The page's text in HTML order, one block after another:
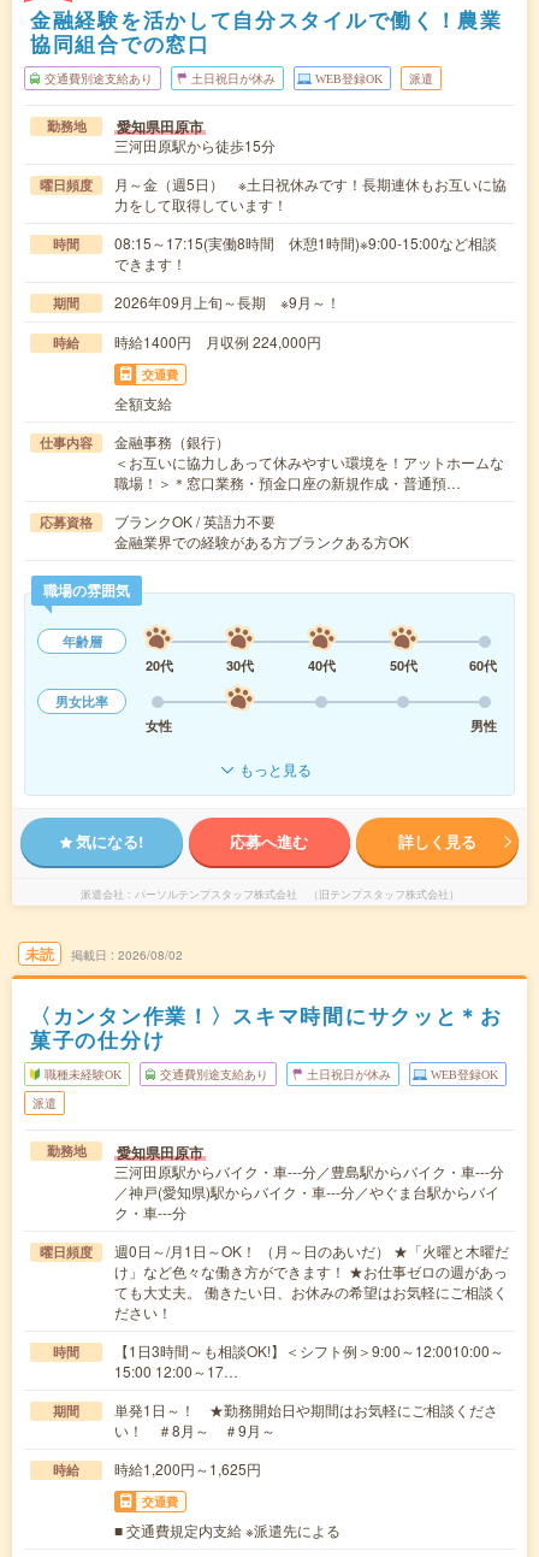
金融経験を活かして自分スタイルで働く！農業
協同組合での窓口
交通費別途支給あり 土日祝日が休み WEB登録OK 派遣
勤務地 愛知県田原市
三河田原駅から徒歩15分
曜日頻度
月～金（週5日） ※土日祝休みです！長期連休もお互いに協
力をして取得しています！
時間
08:15～17:15(実働8時間 休憩1時間)※9:00-15:00など相談
できます！
期間 2026年09月上旬～長期 ※9月～！
時給 時給1400円 月収例 224,000円
交通費
全額支給
仕事内容
金融事務（銀行）
＜お互いに協力しあって休みやすい環境を！アットホームな
職場！＞＊窓口業務・預金口座の新規作成・普通預…
応募資格
ブランクOK / 英語力不要
金融業界での経験がある方ブランクある方OK
職場の雰囲気
年齢層
20代
30代 40代 50代
60代
男女比率
女性
男性
もっと見る
気になる! 応募へ進む 詳しく見る
派遣会社 パーソルテンプスタッフ株式会社 （旧テンプスタッフ株式会社）
未読 掲載日 2026/08/02
〈カンタン作業！〉スキマ時間にサクッと＊お
菓子の仕分け
職種未経験OK 交通費別途支給あり 土日祝日が休み WEB登録OK
派遣
勤務地 愛知県田原市
三河田原駅からバイク・車---分／豊島駅からバイク・車---分
／神戸(愛知県)駅からバイク・車---分／やぐま台駅からバイ
ク・車---分
曜日頻度
週0日～/月1日～OK！ （月～日のあいだ） ★「火曜と木曜だ
け」など色々な働き方ができます！ ★お仕事ゼロの週があっ
ても大丈夫。 働きたい日、お休みの希望はお気軽にご相談く
ださい！
時間
【1日3時間～も相談OK!】＜シフト例＞9:00～12:0010:00～
15:00 12:00～17…
期間
単発1日～！ ★勤務開始日や期間はお気軽にご相談くださ
い！ ＃8月～ ＃9月～
時給 時給1,200円～1,625円
交通費
■ 交通費規定内支給 ※派遣先による